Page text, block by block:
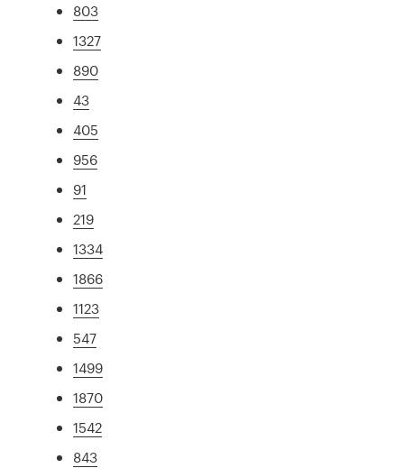
803
1327
890
43
405
956
91
219
1334
1866
1123
547
1499
1870
1542
843